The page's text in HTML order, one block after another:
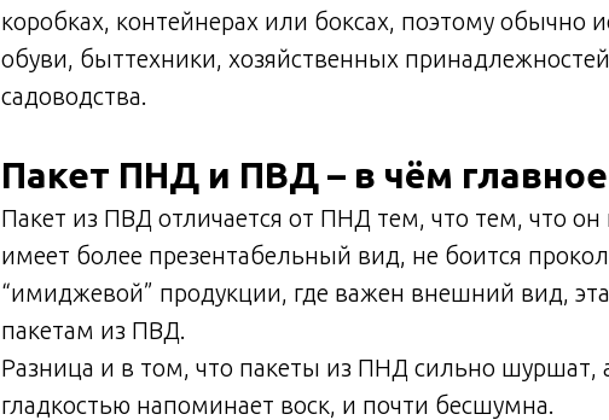
коробках, контейнерах или боксах, поэтому обычно
обуви, быттехники, хозяйственных
садоводства.
Пакет ПНД и ПВД – в чём
Пакет из ПВД отличается от ПНД тем, что тем, что
имеет более презентабельный вид, не боится
“имиджевой” продукции, где важен внешний вид,
пакетам из ПВД.
Разница и в том, что пакеты из ПНД сильно шуршат,
гладкостью напоминает воск, и почти бесшумна.